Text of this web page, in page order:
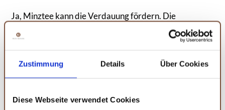
Zustimmung Details Über Cookies
Diese Webseite verwendet Cookies
Ja, Minztee kann die Verdauung fördern. Die
ätherischen Öle in der Minze, insbesondere Menthol,
können helfen, Magen- und Verdauungsbeschwerden
Verdauungstrakts entspannen und die Produktion von